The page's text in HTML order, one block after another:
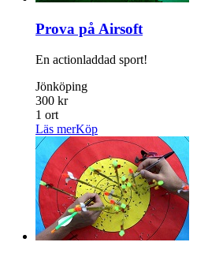
Prova på Airsoft
En actionladdad sport!
Jönköping
300 kr
1 ort
Läs merKöp